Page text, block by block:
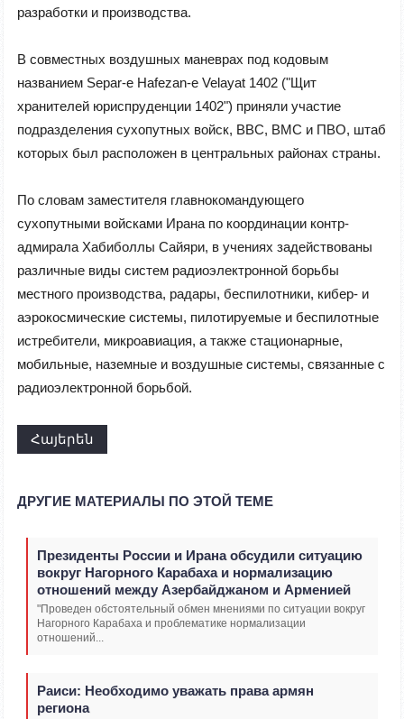
разработки и производства.
В совместных воздушных маневрах под кодовым
названием Separ-e Hafezan-e Velayat 1402 ("Щит
хранителей юриспруденции 1402") приняли участие
подразделения сухопутных войск, ВВС, ВМС и ПВО, штаб
которых был расположен в центральных районах страны.
По словам заместителя главнокомандующего
сухопутными войсками Ирана по координации контр-
адмирала Хабиболлы Сайяри, в учениях задействованы
различные виды систем радиоэлектронной борьбы
местного производства, радары, беспилотники, кибер- и
аэрокосмические системы, пилотируемые и беспилотные
истребители, микроавиация, а также стационарные,
мобильные, наземные и воздушные системы, связанные с
радиоэлектронной борьбой.
Հայերեն
ДРУГИЕ МАТЕРИАЛЫ ПО ЭТОЙ ТЕМЕ
Президенты России и Ирана обсудили ситуацию
вокруг Нагорного Карабаха и нормализацию
отношений между Азербайджаном и Арменией
"Проведен обстоятельный обмен мнениями по ситуации вокруг
Нагорного Карабаха и проблематике нормализации
отношений...
Раиси: Необходимо уважать права армян
региона